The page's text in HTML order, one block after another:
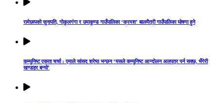
रामेछापको सुनापति, गोकुलगंगा र उमाकुण्ड गाउँपालिका ‘क्रमश’ बालमैत्री गाउँपालिका घोषणा हुने
कम्युनिष्ट एकता चर्चा : एमाले सांसद श्रेष्ठ भन्छन् ‘यसले कम्युनिष्ट आन्दोलन अलपत्र पर्न सक्छ, भँगेरी
खण्डहर बन्यो’